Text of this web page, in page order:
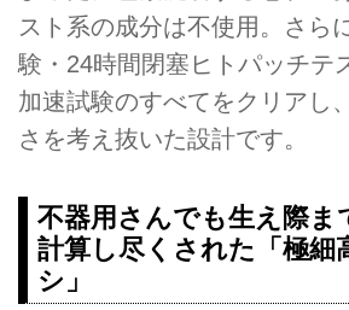
スト系の成分は不使用。さら
験・24時間閉塞ヒトパッチテ
加速試験のすべてをクリアし
さを考え抜いた設計です。
不器用さんでも生え際ま
計算し尽くされた「極細
シ」